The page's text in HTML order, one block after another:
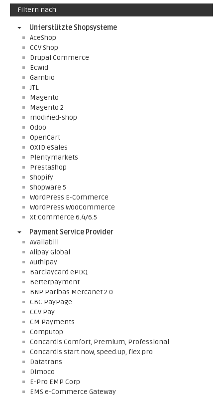
Filtern nach
Unterstützte Shopsysteme
AceShop
CCV Shop
Drupal Commerce
Ecwid
Gambio
JTL
Magento
Magento 2
modified-shop
Odoo
OpenCart
OXID eSales
Plentymarkets
PrestaShop
Shopify
Shopware 5
WordPress E-Commerce
WordPress WooCommerce
xt:Commerce 6.4/6.5
Payment Service Provider
Availabill
Alipay Global
Authipay
Barclaycard ePDQ
Betterpayment
BNP Paribas Mercanet 2.0
CBC PayPage
CCV Pay
CM Payments
Computop
Concardis Comfort, Premium, Professional
Concardis start.now, speed.up, flex.pro
Datatrans
Dimoco
E-Pro EMP Corp
EMS e-Commerce Gateway